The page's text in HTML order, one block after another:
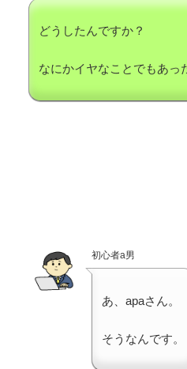
どうしたんですか？
なにかイヤなことでもあっ
初心者a男
あ、apaさん。
そうなんです。